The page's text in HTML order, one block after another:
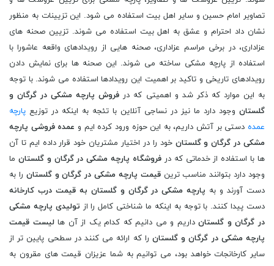
تصاویر امام حسین و سایر اهل بیت استفاده می شود. این تزیینات به منظور
نشان داد احترام و عشق به اهل بیت استفاده می شوند. تزیین صحنه های
عزاداری، در برخی مراسم عزاداری، صحنه هایی از رویدادهای واقعه عاشورا با
استفاده از پارچه مشکی ساخته می شوند. این صحنه ها برای نمایش دادن
رویدادهای تاریخی و تاکید بر اهمیت این رویدادها استفاده می شوند. با توجه
به این موارد که ذکر شد و اهمیتی که در فروش پارچه مشکی در گرگان و
گلستان وجود دارد ما نیز در نساجی آنلاین با تئجه به اینکه در توزیع پارچه
عمده دستی بر آتش داریم، به این حوزه ورود کرده ایم و عمده فروشی پارچه
مشکی در گرگان و گلستانخود را در اختیار مشتریان خود قرار داده ایم تا آن
ها با استفاده از خدماتی که در فروشگاه پارچه مشکی در گرگان و گلستان ما
وجود دارد بتوانند مناسب ترینقیمت پارچه مشکی در گرگان و گلستان را به
دست آورند و به پارچه مشکی در گرگان و گلستان به قیمت درب کارخانه
دست پیدا کنند. با توجه به اینکه ما شناختی کامل را از تولیدی پارچه مشکی
در گرگان و گلستانداریم و می دانیم که کدام یک از آن هالیست قیمت
پارچه مشکی در گرگان و گلستان را که ارائه می کنند در سطحی پایین تر از
سایر کارخانجات خواهد بود، می توانیم به شما عزیزان قیمت های مقرون به